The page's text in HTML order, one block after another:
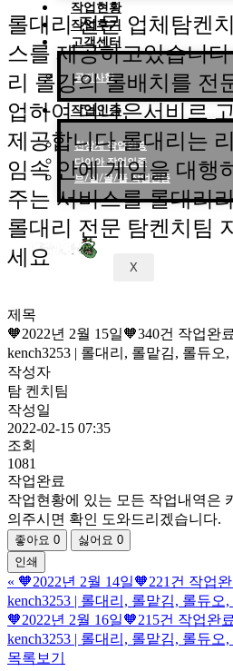
작업현황
작업후기
고객센터
공지사항
작업인증
천상계 작업인증
다이아 작업인증
브/실/골/플 작업인증
X
롤대리 전문 업체탐켄
스를 제공하고있습니
리 롤강의 롤배치를 전
업하여 더나은서비르
제공합니다 롤대리는
임속 안에 게임을 대행
주는 서비스를 롤대리
롤대리 전문 탐켄치팀
세요
제목
🧡2022년 2월 15일🧡340건 작업완
kench3253 | 롤대리, 롤맡김, 롤듀오,
작성자
탐 켄치팀
작성일
2022-02-15 07:35
조회
1081
작업완료
작업현황에 있는 모든 작업내역은
의주시면 확인 도와드리겠습니다.
좋아요 0 싫어요 0
인쇄
« 🧡2022년 2월 14일🧡221건 작업
kench3253 | 롤대리, 롤맡김, 롤듀오,
🧡2022년 2월 16일🧡215건 작업완
kench3253 | 롤대리, 롤맡김, 롤듀오,
목록보기